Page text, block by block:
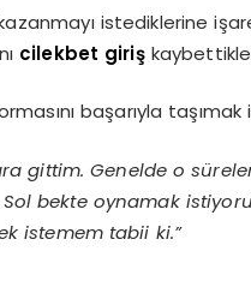
istediklerine
cilekbet giriş
başarıyla
gittim. Genelde o
Sol bekte oynamak
istemem tabii ki.”